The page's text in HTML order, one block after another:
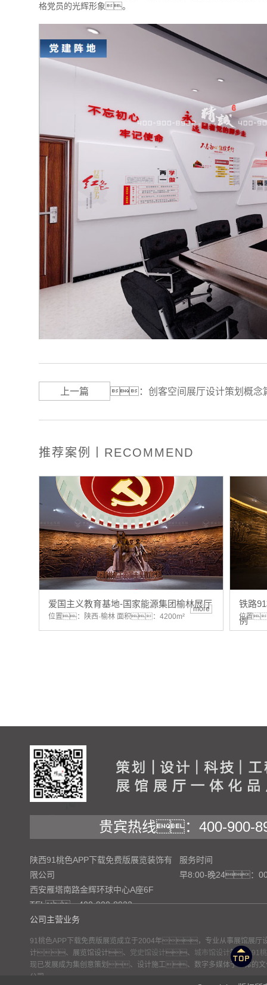
格党员的光辉形象。
上一篇 ： 创客空间展厅设计策划概念
推荐案例丨RECOMMEND
爱国主义教育基地-国家能源集团榆林展厅
位置：陕西·榆林 面积：4200m²
more
铁路
例
位置
贵宾热线：400-900-
陕西91桃色APP下载免费版展览装饰有
限公司
西安雁塔南路金辉环球中心A座6F
TEL：400-900-8922
服务时间
早8:00-晚24：
公司主营业务
91桃色APP下载免费版展览成立于2004年，专业从事展馆展厅
计、展览馆设计、 党史馆设计、 城市馆设计等各类91
现已发展成为集创意策划、设计施工、数字多媒体于一体的文
公司